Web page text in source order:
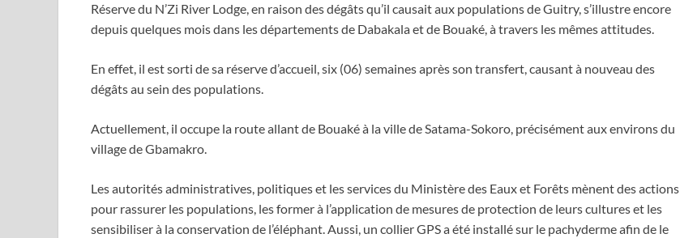
Réserve du N’Zi River Lodge, en raison des dégâts qu’il causait aux populations de Guitry, s’illustre encore
depuis quelques mois dans les départements de Dabakala et de Bouaké, à travers les mêmes attitudes.
En effet, il est sorti de sa réserve d’accueil, six (06) semaines après son transfert, causant à nouveau des
dégâts au sein des populations.
Actuellement, il occupe la route allant de Bouaké à la ville de Satama-Sokoro, précisément aux environs du
village de Gbamakro.
Les autorités administratives, politiques et les services du Ministère des Eaux et Forêts mènent des actions
pour rassurer les populations, les former à l’application de mesures de protection de leurs cultures et les
sensibiliser à la conservation de l’éléphant. Aussi, un collier GPS a été installé sur le pachyderme afin de le